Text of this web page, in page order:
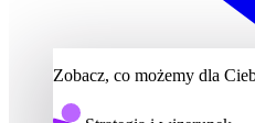
Zobacz, co możemy dla